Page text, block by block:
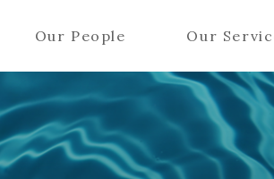
Our People Our